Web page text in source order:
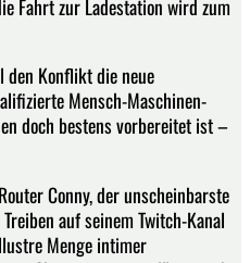
Fahrt zur Ladestation wird zum
den Konflikt die neue
Mensch-Maschinen-
doch bestens vorbereitet ist –
Conny, der unscheinbarste
auf seinem Twitch-Kanal
Menge intimer